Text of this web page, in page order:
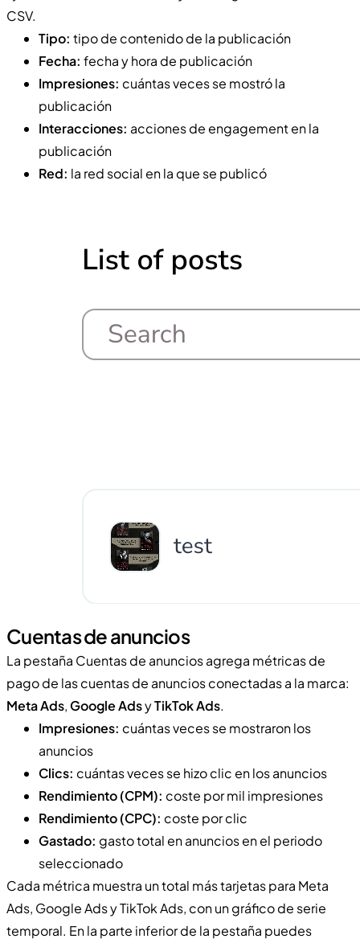
CSV.
Tipo: tipo de contenido de la publicación
Fecha: fecha y hora de publicación
Impresiones: cuántas veces se mostró la
publicación
Interacciones: acciones de engagement en la
publicación
Red: la red social en la que se publicó
Cuentas de anuncios
La pestaña Cuentas de anuncios agrega métricas de
pago de las cuentas de anuncios conectadas a la marca:
Meta Ads, Google AdsyTikTok Ads.
Impresiones: cuántas veces se mostraron los
anuncios
Clics: cuántas veces se hizo clic en los anuncios
Rendimiento (CPM): coste por mil impresiones
Rendimiento (CPC): coste por clic
Gastado: gasto total en anuncios en el periodo
seleccionado
Cada métrica muestra un total más tarjetas para Meta
Ads, Google Ads y TikTok Ads, con un gráfico de serie
temporal. En la parte inferior de la pestaña puedes